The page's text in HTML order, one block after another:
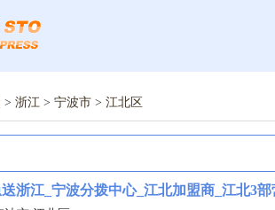
> 浙江 > 宁波市 > 江北区
浙江_宁波分拨中心_江北加盟商_江北3部